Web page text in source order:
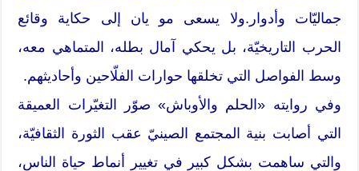
جماليّات وأدوار.ولا يسعى مو يان إلى حكاية وقائع
الحرب التاريخيّة، بل يحكي آمال بطله، المتماهي معه،
وسط الفواصل التي تخلقها حوارات الفلّاحين وأحاديثهم.
وفي روايته «الحلم والأوباش» صوّر التغيّرات العميقة
التي أصابت بنية المجتمع الصينيّ عقب الثورة الثقافيّة،
والتي ساهمت بشكل كبير في تغيير أنماط حياة الناس،